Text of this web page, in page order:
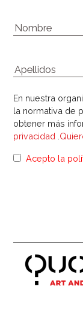
En nuestra
la normativa de
obtener más
privacidad
Acepto la